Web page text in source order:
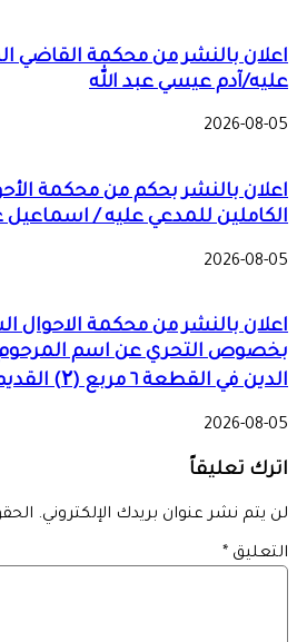
اعلان بالنشر من محكمة القاضي
عليه/آدم عيسي عبد الله
2026-08-05
اعلان بالنشر بحكم من محكمة
الكاملين للمدعي عليه / اسماعيل
2026-08-05
اعلان بالنشر من محكمة الاحوال
بخصوص التحري عن اسم
الدين في القطعة ٦ مربع (۲) القديم الكاملين
2026-08-05
اترك تعليقاً
لن يتم نشر عنوان بريدك الإلكتروني.
التعليق *